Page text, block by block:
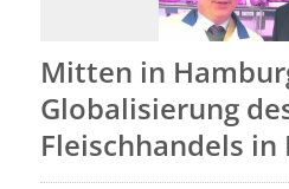
Mitten in
Globalisierung
Fleischhandels in